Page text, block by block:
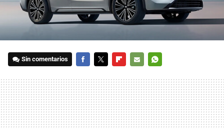
Sin comentarios
MAIL